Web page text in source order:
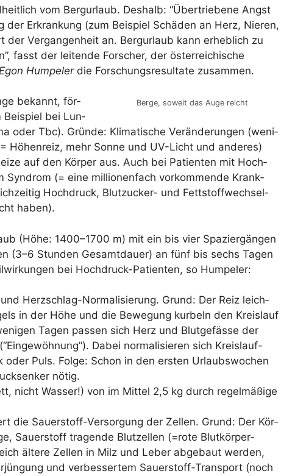
vom Berg­ur­laub. Des­halb: “Über­trie­be­ne Angst
der Erkran­kung (zum Bei­spiel Schä­den an Herz, Nie­ren,
der Ver­gan­gen­heit an. Berg­ur­laub kann erheb­lich zu
fasst der lei­ten­de For­scher, der öster­rei­chi­sche
Egon Hum­pe­l­erdie For­schungs­re­sul­ta­te zusammen.
Ber­ge, soweit das Auge reicht
bekannt, för­
Bei­spiel bei Lun­
oder Tbc). Grün­de: Kli­ma­ti­sche Ver­än­de­run­gen (weni­
Höhen­reiz, mehr Son­ne und UV-Licht und ande­res)
auf den Kör­per aus. Auch bei Pati­en­ten mit Hoch­
Syn­drom (= eine mil­lio­nen­fach vor­kom­men­de Krank­
Hoch­druck, Blut­zu­cker- und Fett­stoff­wech­sel­
haben).
(Höhe: 1400–1700 m) mit ein bis vier Spa­zier­gän­gen
(3–6 Stun­den Gesamt­dau­er) an fünf bis sechs Tagen
bei Hoch­druck-Pati­en­ten, so Humpeler:
Herz­schlag-Nor­ma­li­sie­rung. Grund: Der Reiz leich­
in der Höhe und die Bewe­gung kur­beln den Kreis­lauf
Tagen pas­sen sich Herz und Blut­ge­fäs­se der
Dabei nor­ma­li­sie­ren sich Kreis­lauf-
oder Puls. Fol­ge: Schon in den ers­ten Urlaubs­wo­chen
nötig.
nicht Was­ser!) von im Mit­tel 2,5 kg durch regel­mä­ßi­ge
die Sau­er­stoff-Ver­sor­gung der Zel­len. Grund: Der Kör­
Sau­er­stoff tra­gen­de Blut­zel­len (=rote Blut­kör­per­
älte­re Zel­len in Milz und Leber abge­baut wer­den,
und ver­bes­ser­tem Sau­er­stoff-Trans­port (noch